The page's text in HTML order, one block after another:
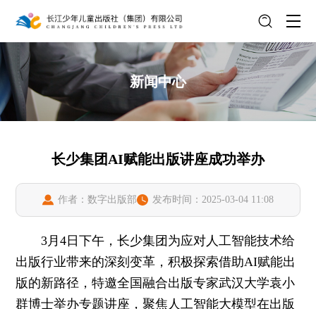
新闻中心
长少集团AI赋能出版讲座成功举办
作者：数字出版部 发布时间：2025-03-04 11:08
3月4日下午，长少集团为应对人工智能技术给
出版行业带来的深刻变革，积极探索借助AI赋能出
版的新路径，特邀全国融合出版专家武汉大学袁小
群博士举办专题讲座，聚焦人工智能大模型在出版